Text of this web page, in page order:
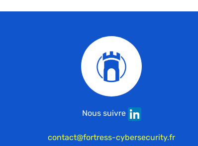
Nous suivre
contact@fortress-cybersecurity.fr